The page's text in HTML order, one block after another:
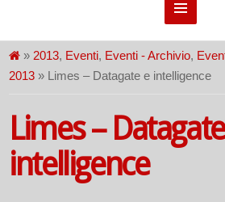
» 2013, Eventi, Eventi - Archivio,
2013 » Limes – Datagate e intelligence
Limes –
intelligence